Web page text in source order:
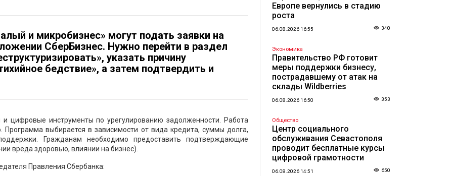
и микробизнес» могут подать заявки на
СберБизнес. Нужно перейти в раздел
указать причину
бедствие», а затем подтвердить и
цифровые инструменты по урегулированию задолженности. Работа
выбирается в зависимости от вида кредита, суммы долга,
Гражданам необходимо предоставить подтверждающие
вреда здоровью, влиянии на бизнес).
Правления Сбербанка:
Европе вернулись в стадию
роста
06.08.2026 16:55 340
Экономика
Правительство РФ готовит
меры поддержки бизнесу,
пострадавшему от атак на
склады Wildberries
06.08.2026 16:50 353
Общество
Центр социального
обслуживания Севастополя
проводит бесплатные курсы
цифровой грамотности
06.08.2026 14:51 650